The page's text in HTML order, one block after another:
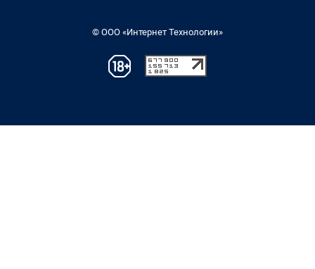
© ООО «Интернет Технологии»